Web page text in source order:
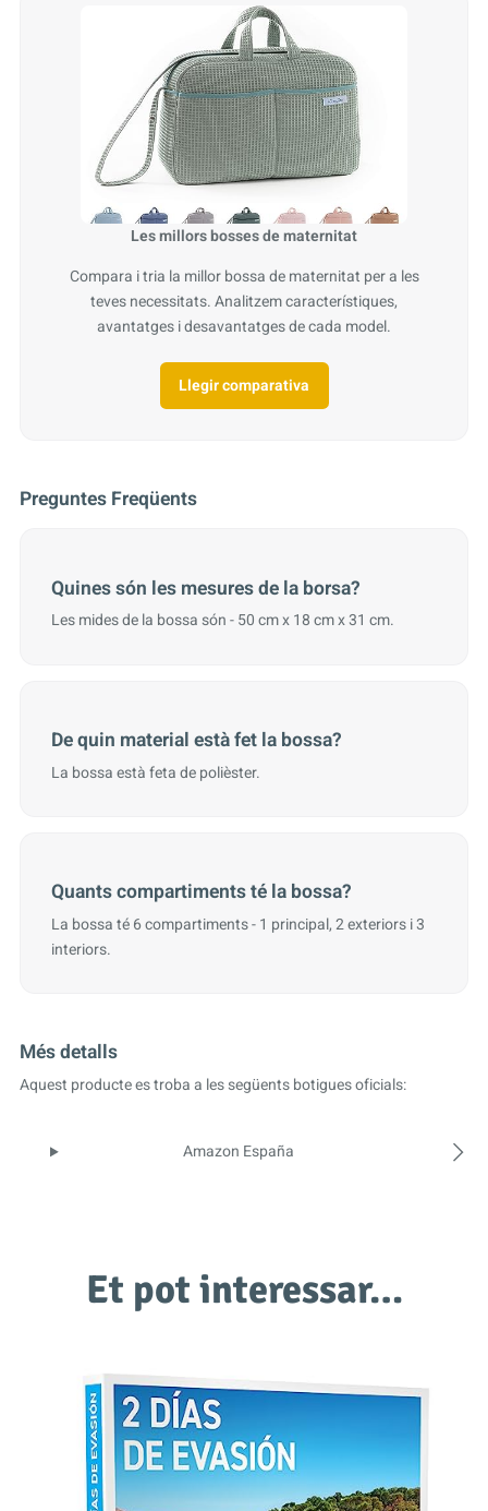
Les millors bosses de maternitat
Compara i tria la millor bossa de maternitat per a les
teves necessitats. Analitzem característiques,
avantatges i desavantatges de cada model.
Llegir comparativa
Preguntes Freqüents
Quines són les mesures de la borsa?
Les mides de la bossa són - 50 cm x 18 cm x 31 cm.
De quin material està fet la bossa?
La bossa està feta de polièster.
Quants compartiments té la bossa?
La bossa té 6 compartiments - 1 principal, 2 exteriors i 3
interiors.
Més detalls
Aquest producte es troba a les següents botigues oficials:
Amazon España
Et pot interessar…